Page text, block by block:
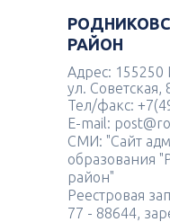
РАЙОН
Адрес: 155250
ул. Советская,
Тел/факс:
E-mail:
СМИ: "Сайт
образования
район"
Реестровая
77 - 88644,